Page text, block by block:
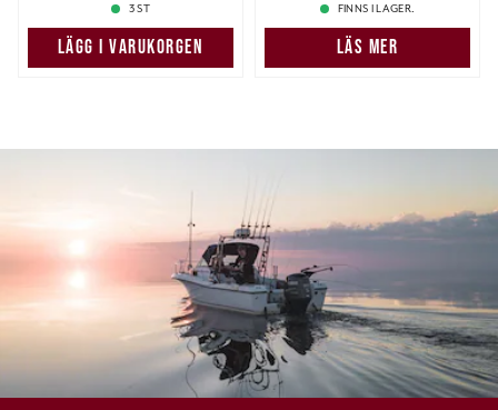
3 ST
LÄGG I VARUKORGEN
FINNS I LAGER.
LÄS MER